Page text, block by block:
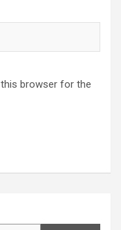
browser for the